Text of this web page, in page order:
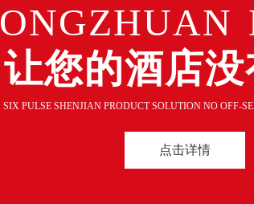
让您的酒店
SIX PULSE SHENJIAN PRODUCT SOLUTION NO OFF-
点击详情